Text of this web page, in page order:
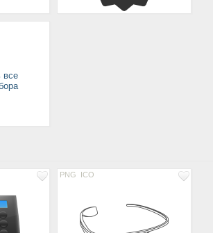
все
PNG ICO